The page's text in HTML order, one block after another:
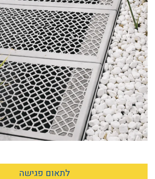
לתאום פגישה